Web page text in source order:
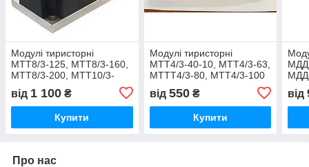
Модулі тиристорні
МТТ8/3-125, МТТ8/3-160,
МТТ8/3-200, МТТ10/3-
МТТ14/3-500, МТТ14/3-
630.
від 1 100 ₴
Купити
Модулі тиристорні
МТТ4/3-40-10, МТТ4/3-63,
МТТТ4/3-80, МТТ4/3-100
від 550₴
Купити
від
Про нас